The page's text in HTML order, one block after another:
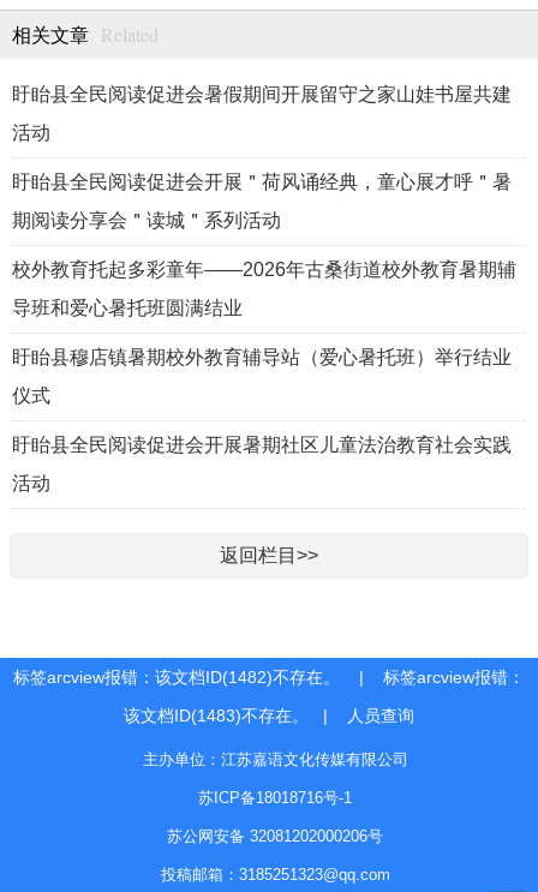
相关文章 Related
盱眙县全民阅读促进会暑假期间开展留守之家山娃书屋共建
活动
盱眙县全民阅读促进会开展＂荷风诵经典，童心展才呼＂暑
期阅读分享会＂读城＂系列活动
校外教育托起多彩童年——2026年古桑街道校外教育暑期辅
导班和爱心暑托班圆满结业
盱眙县穆店镇暑期校外教育辅导站（爱心暑托班）举行结业
仪式
盱眙县全民阅读促进会开展暑期社区儿童法治教育社会实践
活动
返回栏目>>
标签arcview报错：该文档ID(1482)不存在。 | 标签arcview报错：
该文档ID(1483)不存在。 |
人员查询
主办单位：江苏嘉语文化传媒有限公司
苏ICP备18018716号-1
苏公网安备 32081202000206号
投稿邮箱：3185251323@qq.com